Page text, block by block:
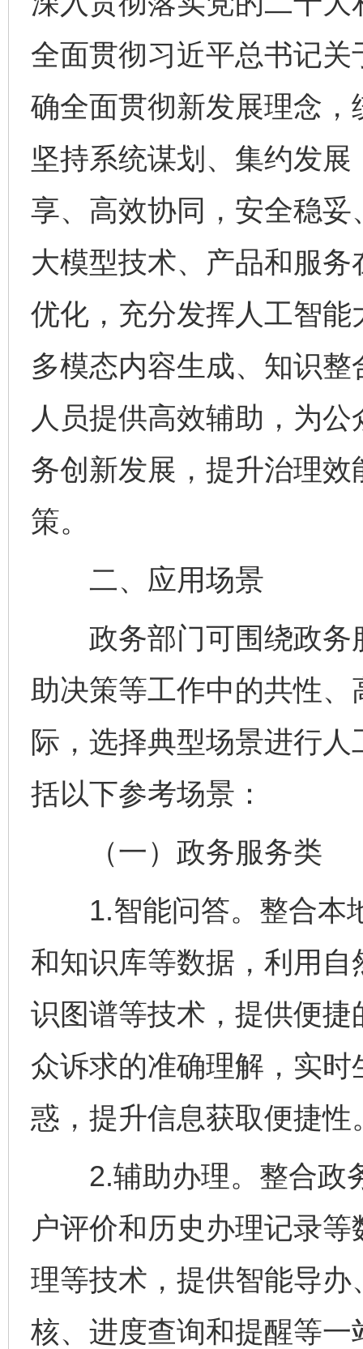
全面贯彻习近平总书记
确全面贯彻新发展理念
坚持系统谋划、集约发
享、高效协同，安全稳
大模型技术、产品和服
优化，充分发挥人工智
多模态内容生成、知识
人员提供高效辅助，为
务创新发展，提升治理
策。
二、应用场景
政务部门可围绕政务
助决策等工作中的共性
际，选择典型场景进行
括以下参考场景：
（一）政务服务类
1.智能问答。整合本
和知识库等数据，利用
识图谱等技术，提供便
众诉求的准确理解，实
惑，提升信息获取便捷性
2.辅助办理。整合政
户评价和历史办理记录
理等技术，提供智能导
核、进度查询和提醒等